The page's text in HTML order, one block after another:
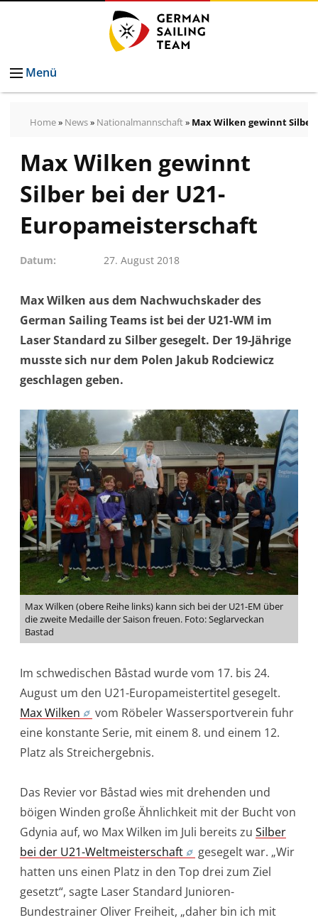
Menü
Home» News» Nationalmannschaft» Max Wilken gewinnt
Pressemeldungen
Bilder
Pressekontakt
Autogrammkarten
vom
German
Team
Max Wilken gewinnt
Silber bei der U21-
Europameisterschaft
Datum 27. August 2018
Max Wilken aus dem Nachwuchskader des
German Sailing Teams ist bei der U21-WM im
Laser Standard zu Silber gesegelt. Der 19-Jährige
musste sich nur dem Polen Jakub Rodciewicz
geschlagen geben.
Max Wilken (obere Reihe links) kann sich bei der U21-EM über
die zweite Medaille der Saison freuen. Foto: Seglarveckan
Bastad
Im schwedischen Båstad wurde vom 17. bis 24.
August um den U21-Europameistertitel gesegelt.
Max Wilken
vom Röbeler Wassersportverein fuhr
eine konstante Serie, mit einem 8. und einem 12.
Platz als Streichergebnis.
Das Revier vor Båstad wies mit drehenden und
böigen Winden große Ähnlichkeit mit der Bucht von
Gdynia auf, wo Max Wilken im Juli bereits zu Silber
bei der U21-Weltmeisterschaft
gesegelt war. „Wir
hatten uns einen Platz in den Top drei zum Ziel
gesetzt“, sagte Laser Standard Junioren-
Bundestrainer Oliver Freiheit, „daher bin ich mit